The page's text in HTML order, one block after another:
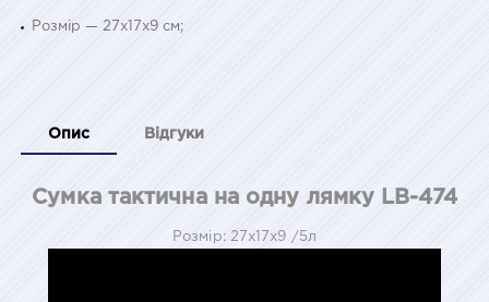
Розмір — 27x17x9 см;
Опис Відгуки
Сумка тактична на одну лямку LB-474
Розмір: 27x17x9 /5л